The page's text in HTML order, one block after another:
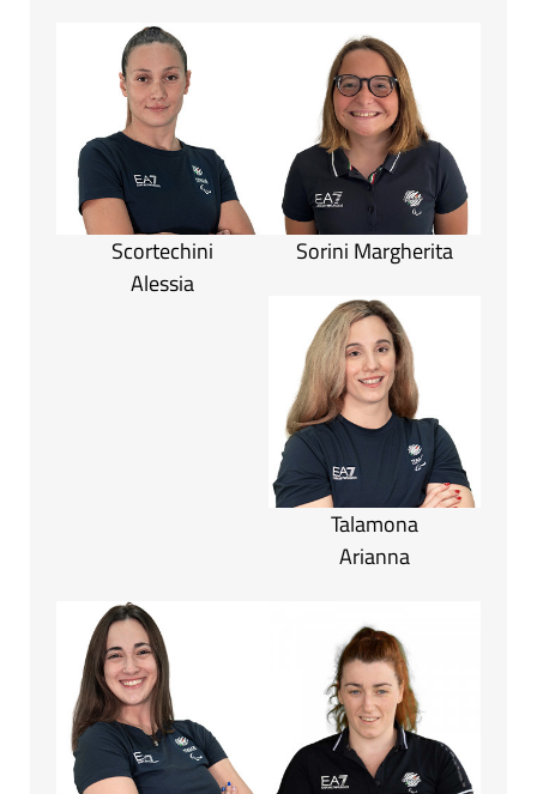
Scortechini
Alessia
Sorini Margherita
Talamona
Arianna